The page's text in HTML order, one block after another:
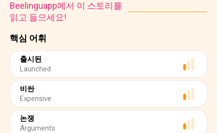
핵심 어휘
출시된
Launched
비싼
Expensive
논쟁
Arguments
Beelinguapp에서 이 스토리를
읽고 들으세요!